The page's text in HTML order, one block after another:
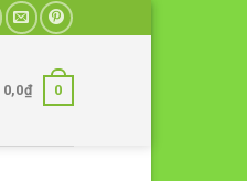
0,0₫ 0